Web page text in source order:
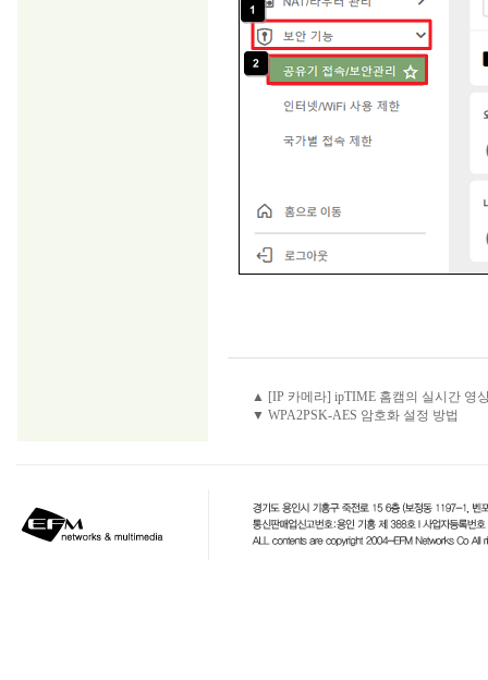
▲ [IP 카메라] ipTIME 홈캠의 실시간 영
▼ WPA2PSK-AES 암호화 설정 방법